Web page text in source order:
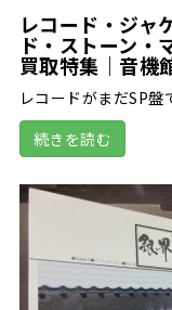
レコード・ジャ
ド・ストーン・
買取特集｜音機
レコードがまだSP盤
続きを読む